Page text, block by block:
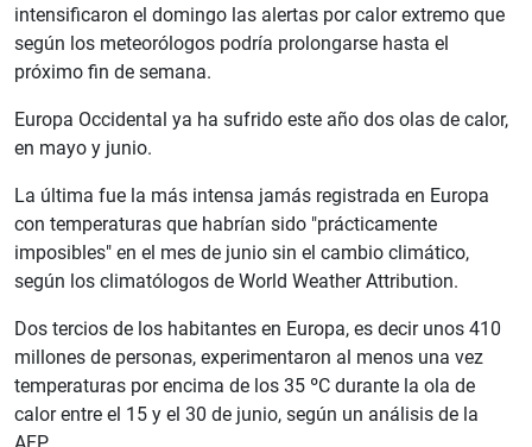
intensificaron el domingo las alertas por calor extremo que
según los meteorólogos podría prolongarse hasta el
próximo fin de semana.
Europa Occidental ya ha sufrido este año dos olas de calor,
en mayo y junio.
La última fue la más intensa jamás registrada en Europa
con temperaturas que habrían sido "prácticamente
imposibles" en el mes de junio sin el cambio climático,
según los climatólogos de World Weather Attribution.
Dos tercios de los habitantes en Europa, es decir unos 410
millones de personas, experimentaron al menos una vez
temperaturas por encima de los 35 ºC durante la ola de
calor entre el 15 y el 30 de junio, según un análisis de la